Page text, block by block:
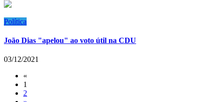
Política
João Dias "apelou" ao voto útil na CDU
03/12/2021
«
1
2